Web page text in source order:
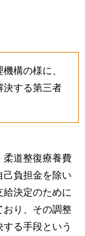
構の様に、
決する第三者
柔道整復療養費
負担金を除い
決定のために
おり、その調整
る手段という